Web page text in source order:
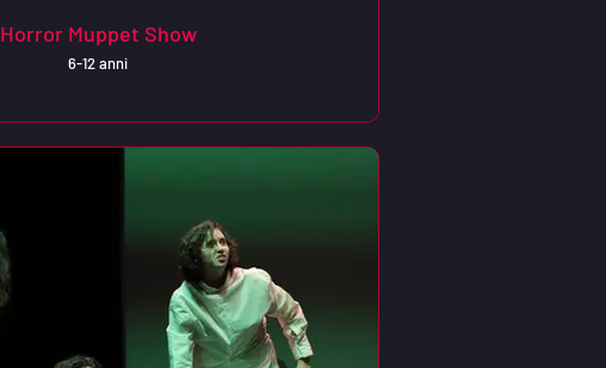
Horror Muppet Show
6-12 anni